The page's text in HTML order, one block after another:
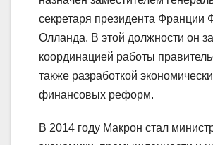
секретаря президента Франции
Олланда. В этой должности он
координацией работы
также разработкой
финансовых реформ.
В 2014 году Макрон стал